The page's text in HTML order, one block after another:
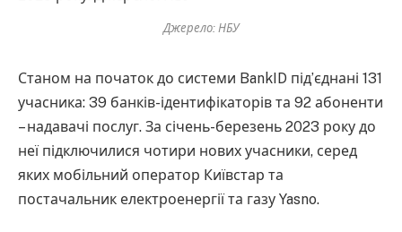
Джерело: НБУ
Станом на початок до системи BankID під’єднані 131
учасника: 39 банків-ідентифікаторів та 92 абоненти
– надавачі послуг. За січень-березень 2023 року до
неї підключилися чотири нових учасники, серед
яких мобільний оператор Київстар та
постачальник електроенергії та газу Yasno.